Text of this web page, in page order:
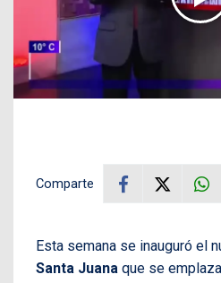
Comparte
Esta semana se inauguró el
Santa Juana que se